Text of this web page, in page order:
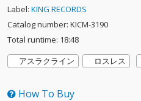
Label: KING RECORDS
Catalog number: KICM-3190
Total runtime: 18:48
アスラクライン
ロスレス
How To Buy